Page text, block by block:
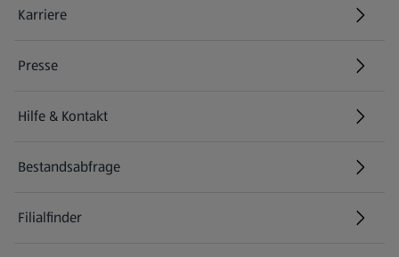
Karriere
(öffnet in einem neuen Tab)
Presse
Hilfe & Kontakt
(öffnet in einem neuen Tab)
Bestandsabfrage
(öffnet in einem neuen Tab)
Filialfinder